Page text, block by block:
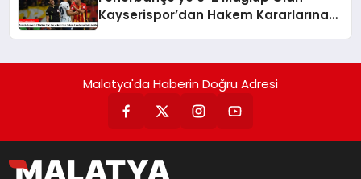
Kayserispor’dan Hakem Kararlarına
Malatya'da Haberin Doğru Adresi